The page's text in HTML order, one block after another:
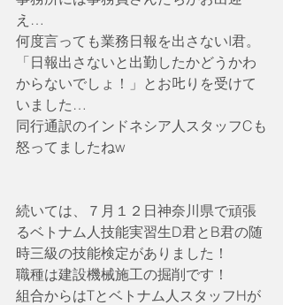
え…
何度言っても業務日報を出さないI君。
「日報出さないと出勤したかどうかわ
からないでしょ！」とお𠮟りを受けて
いました…
同行通訳のインドネシア人スタッフCも
怒ってましたねw
続いては、７月１２日神奈川県で頑張
るベトナム人技能実習生D君とB君の随
時三級の技能検定がありました！
職種は建設機械施工の掘削です！
組合からはTとベトナム人スタッフHが